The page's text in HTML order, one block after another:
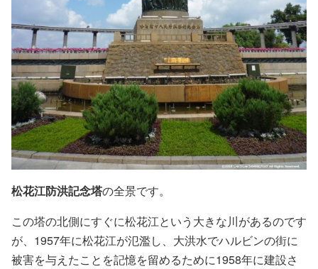
松花江防洪記念塔の全景です。
この塔の北側にすぐに松花江という大きな川があるのです
が、1957年に松花江が氾濫し、大洪水でハルビンの街に
被害を与えたことを記憶を留めるために1958年に建設さ